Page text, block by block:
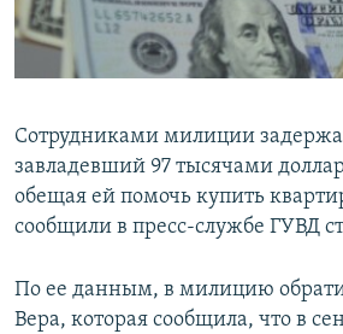
Сотрудниками милиции
завладевший 97 тысячами
обещая ей помочь купить
сообщили в пресс-службе ГУВД
По ее данным, в милицию
Вера, которая сообщила, что в